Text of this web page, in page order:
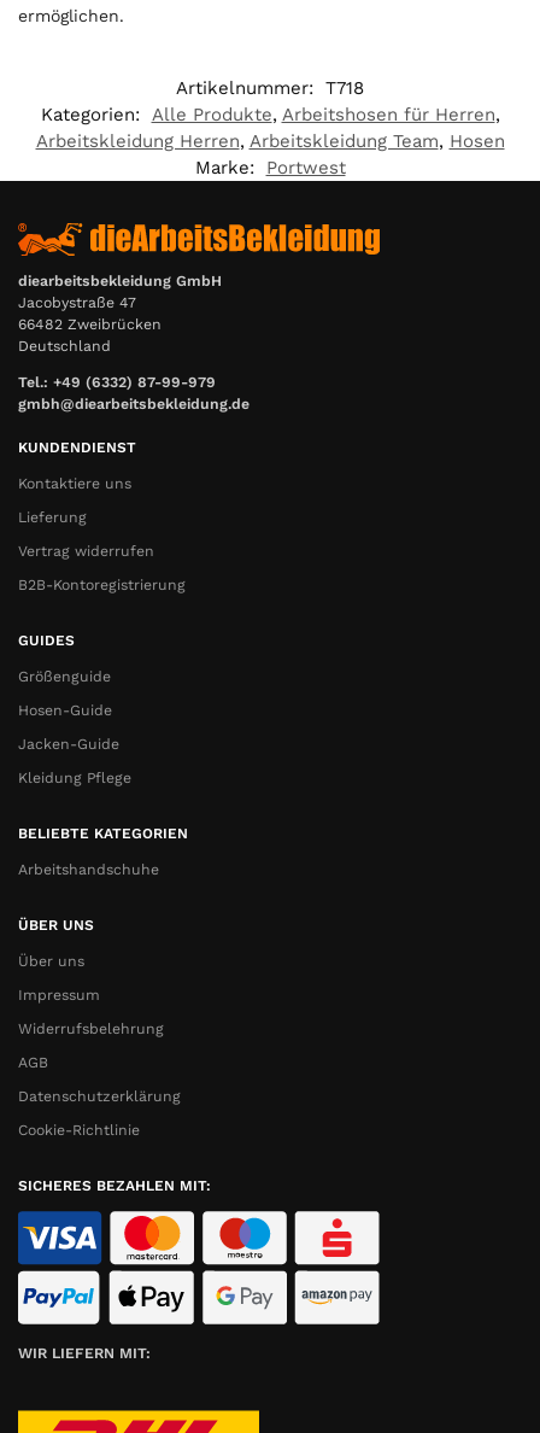
ermöglichen.
Artikelnummer: T718
Kategorien: Alle Produkte, Arbeitshosen für Herren,
Arbeitskleidung Herren, Arbeitskleidung Team, Hosen
Marke:
Portwest
diearbeitsbekleidung GmbH
Jacobystraße 47
66482 Zweibrücken
Deutschland
Tel.: +49 (6332) 87-99-979
gmbh@diearbeitsbekleidung.de
KUNDENDIENST
Kontaktiere uns
Lieferung
Vertrag widerrufen
B2B-Kontoregistrierung
GUIDES
Größenguide
Hosen-Guide
Jacken-Guide
Kleidung Pflege
BELIEBTE KATEGORIEN
Arbeitshandschuhe
ÜBER UNS
Über uns
Impressum
Widerrufsbelehrung
AGB
Datenschutzerklärung
Cookie-Richtlinie
SICHERES BEZAHLEN MIT:
WIR LIEFERN MIT: